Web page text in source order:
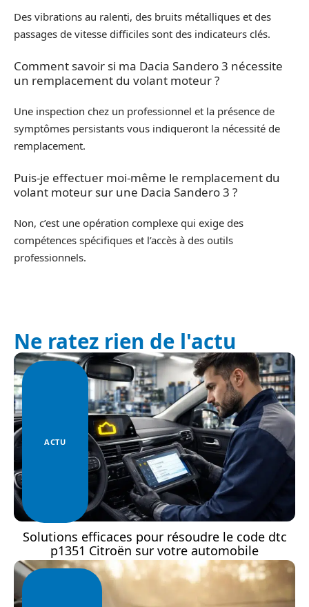
Des vibrations au ralenti, des bruits métalliques et des
passages de vitesse difficiles sont des indicateurs clés.
Comment savoir si ma Dacia Sandero 3 nécessite
un remplacement du volant moteur ?
Une inspection chez un professionnel et la présence de
symptômes persistants vous indiqueront la nécessité de
remplacement.
Puis-je effectuer moi-même le remplacement du
volant moteur sur une Dacia Sandero 3 ?
Non, c’est une opération complexe qui exige des
compétences spécifiques et l’accès à des outils
professionnels.
Ne ratez rien de l'actu
ACTU
Solutions efficaces pour résoudre le code dtc
p1351 Citroën sur votre automobile